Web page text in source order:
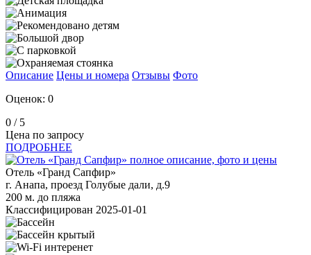
Описание Цены и номера Отзывы Фото
Оценок: 0
0 / 5
Цена по запросу
ПОДРОБНЕЕ
Отель «Гранд Сапфир»
г. Анапа, проезд Голубые дали, д.9
200 м. до пляжа
Классифицирован 2025-01-01